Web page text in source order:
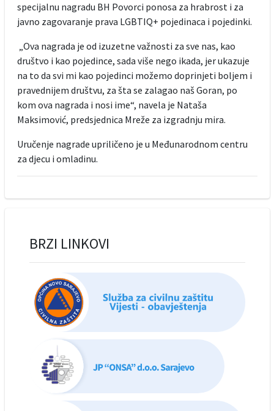
specijalnu nagradu BH Povorci ponosa za hrabrost i za
javno zagovaranje prava LGBTIQ+ pojedinaca i pojedinki.
„Ova nagrada je od izuzetne važnosti za sve nas, kao
društvo i kao pojedince, sada više nego ikada, jer ukazuje
na to da svi mi kao pojedinci možemo doprinjeti boljem i
pravednijem društvu, za šta se zalagao naš Goran, po
kom ova nagrada i nosi ime“, navela je Nataša
Maksimović, predsjednica Mreže za izgradnju mira.
Uručenje nagrade upriličeno je u Međunarodnom centru
za djecu i omladinu.
BRZI LINKOVI